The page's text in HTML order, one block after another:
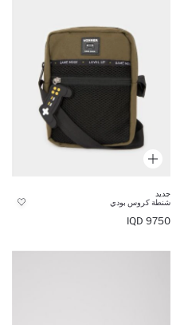
جديد
شنطة كروس بودي
9750 IQD